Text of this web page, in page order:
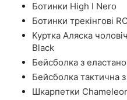
Ботинки High I Nero
Ботинки трекінгові
Куртка Аляска
Black
Бейсболка з
Бейсболка тактична
Шкарпетки